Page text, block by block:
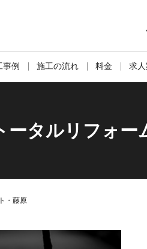
事例 施工の流れ 料金 求
タルリフォ
・藤原